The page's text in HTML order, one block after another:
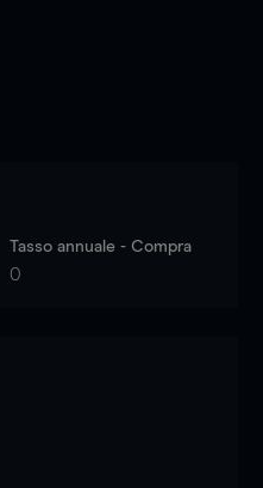
Tasso annuale - Compra
0